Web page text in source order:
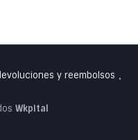
y reembolsos •
Wkpital